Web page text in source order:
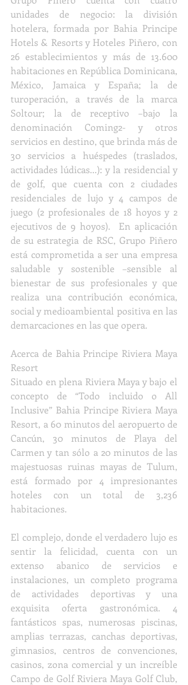
unidades de negocio: la división
hotelera, formada por Bahia Principe
Hotels & Resorts y Hoteles Piñero, con
26 establecimientos y más de 13.600
habitaciones en República Dominicana,
México, Jamaica y España; la de
turoperación, a través de la marca
Soltour; la de receptivo –bajo la
denominación Coming2- y otros
servicios en destino, que brinda más de
30 servicios a huéspedes (traslados,
actividades lúdicas...): y la residencial y
de golf, que cuenta con 2 ciudades
residenciales de lujo y 4 campos de
juego (2 profesionales de 18 hoyos y 2
ejecutivos de 9 hoyos).  En aplicación
de su estrategia de RSC, Grupo Piñero
está comprometida a ser una empresa
saludable y sostenible –sensible al
bienestar de sus profesionales y que
realiza una contribución económica,
social y medioambiental positiva en las
demarcaciones en las que opera.
Acerca de Bahia Principe Riviera Maya
Resort
Situado en plena Riviera Maya y bajo el
concepto de “Todo incluido o All
Inclusive” Bahia Principe Riviera Maya
Resort, a 60 minutos del aeropuerto de
Cancún, 30 minutos de Playa del
Carmen y tan sólo a 20 minutos de las
majestuosas ruinas mayas de Tulum,
está formado por 4 impresionantes
hoteles con un total de 3,236
habitaciones.
El complejo, donde el verdadero lujo es
sentir la felicidad, cuenta con un
extenso abanico de servicios e
instalaciones, un completo programa
de actividades deportivas y una
exquisita oferta gastronómica. 4
fantásticos spas, numerosas piscinas,
amplias terrazas, canchas deportivas,
gimnasios, centros de convenciones,
casinos, zona comercial y un increíble
Campo de Golf Riviera Maya Golf Club,